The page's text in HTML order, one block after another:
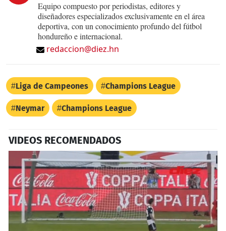
Equipo compuesto por periodistas, editores y
diseñadores especializados exclusivamente en el área
deportiva, con un conocimiento profundo del fútbol
hondureño e internacional.
redaccion@diez.hn
Liga de Campeones Champions League
Neymar Champions League
VIDEOS RECOMENDADOS